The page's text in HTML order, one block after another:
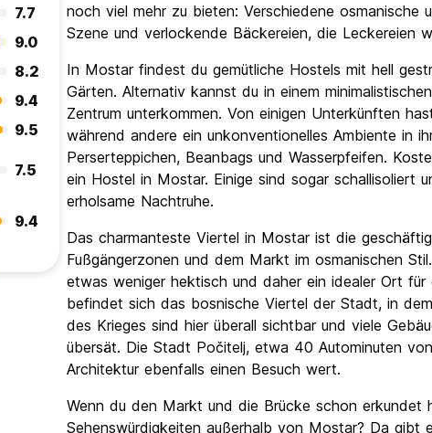
7.7
9.0
8.2
9.4
9.5
7.5
9.4
noch viel mehr zu bieten: Verschiedene
Szene und verlockende Bäckereien, die Leckereien
In Mostar findest du gemütliche Hostels mit hell
Gärten. Alternativ kannst du in einem
Zentrum unterkommen. Von einigen Unterkünften
während andere ein unkonventionelles Ambiente in
Perserteppichen, Beanbags und Wasserpfeifen.
ein Hostel in Mostar. Einige sind sogar schallisoliert
erholsame Nachtruhe.
Das charmanteste Viertel in Mostar ist die
Fußgängerzonen und dem Markt im osmanischen
etwas weniger hektisch und daher ein idealer Ort für
befindet sich das bosnische Viertel der Stadt, in
des Krieges sind hier überall sichtbar und viele
übersät. Die Stadt Počitelj, etwa 40 Autominuten
Architektur ebenfalls einen Besuch wert.
Wenn du den Markt und die Brücke schon erkundet
Sehenswürdigkeiten außerhalb von Mostar? Da gibt